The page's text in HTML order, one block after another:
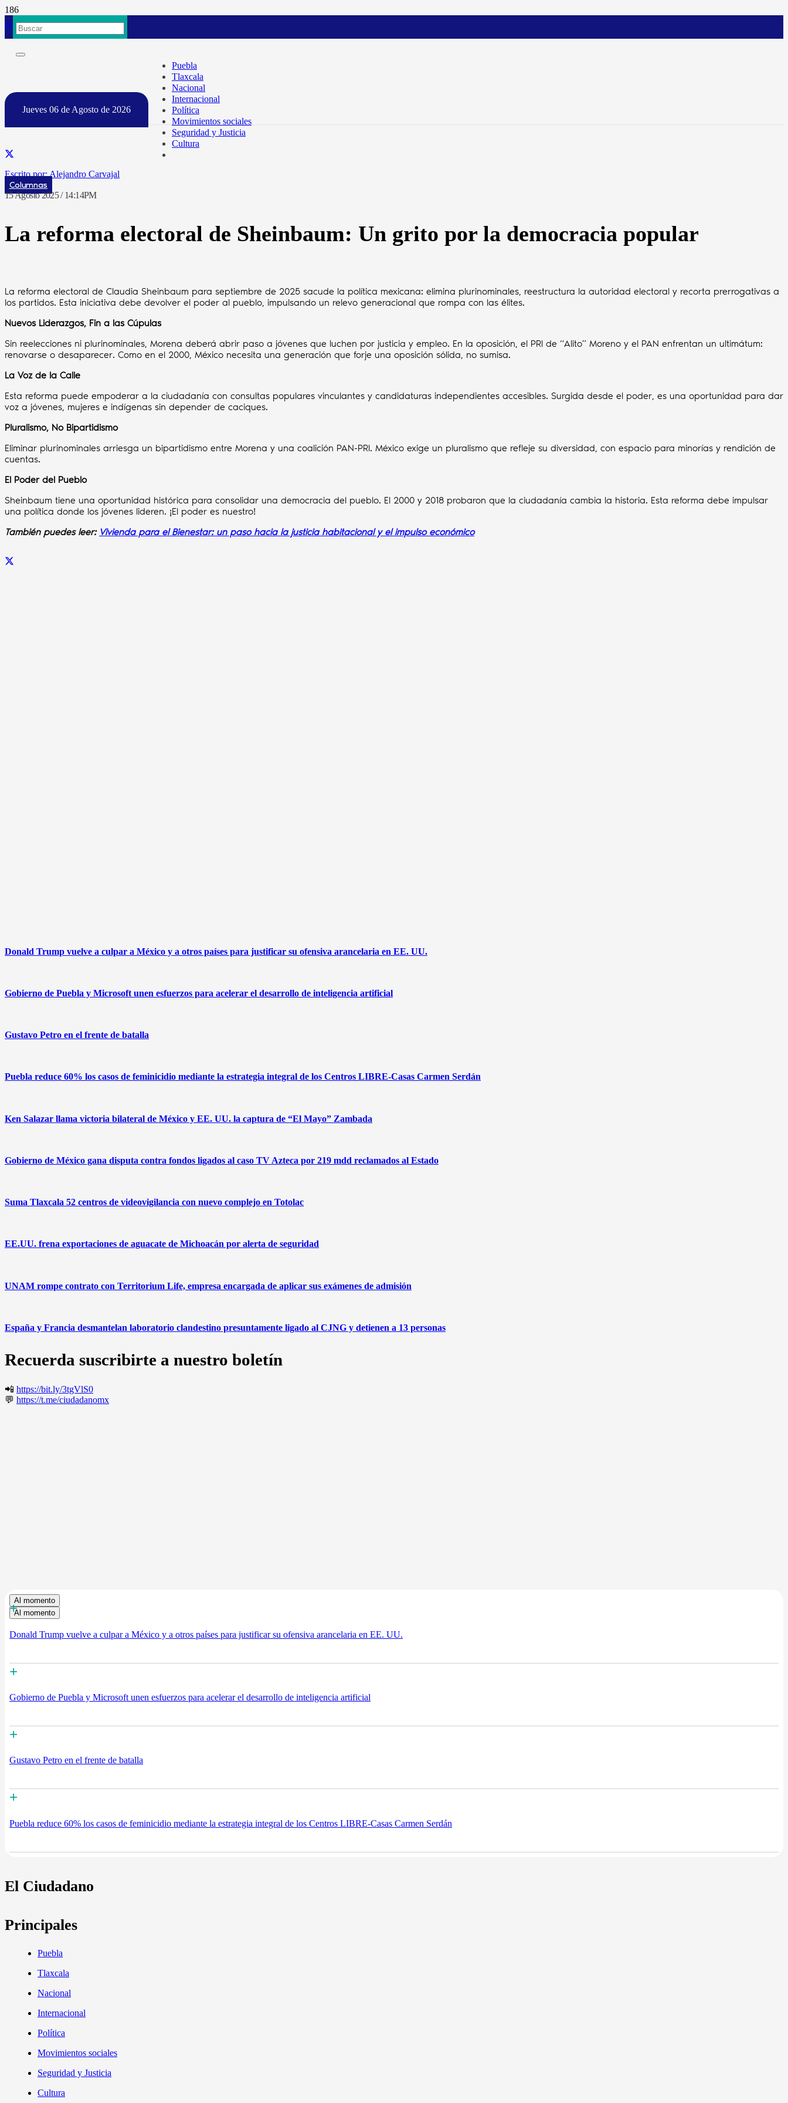
Jueves 06 de Agosto de 2026
Puebla
Tlaxcala
Nacional
Internacional
Política
Movimientos sociales
Seguridad y Justicia
Cultura
Alejandro Carvajal
Columnas
15 Agosto 2025 / 14:14PM
La reforma electoral de Sheinbaum: Un grito por la democracia popular
La reforma electoral de Claudia Sheinbaum para septiembre de 2025 sacude la política mexicana: elimina plurinominales, reestructura la autoridad electoral y recorta prerrogativas a
los partidos. Esta iniciativa debe devolver el poder al pueblo, impulsando un relevo generacional que rompa con las élites.
Nuevos Liderazgos, Fin a las Cúpulas
Sin reelecciones ni plurinominales, Morena deberá abrir paso a jóvenes que luchen por justicia y empleo. En la oposición, el PRI de “Alito” Moreno y el PAN enfrentan un ultimátum:
renovarse o desaparecer. Como en el 2000, México necesita una generación que forje una oposición sólida, no sumisa.
La Voz de la Calle
Esta reforma puede empoderar a la ciudadanía con consultas populares vinculantes y candidaturas independientes accesibles. Surgida desde el poder, es una oportunidad para dar
voz a jóvenes, mujeres e indígenas sin depender de caciques.
Pluralismo, No Bipartidismo
Eliminar plurinominales arriesga un bipartidismo entre Morena y una coalición PAN-PRI. México exige un pluralismo que refleje su diversidad, con espacio para minorías y rendición de
cuentas.
El Poder del Pueblo
Sheinbaum tiene una oportunidad histórica para consolidar una democracia del pueblo. El 2000 y 2018 probaron que la ciudadanía cambia la historia. Esta reforma debe impulsar
una política donde los jóvenes lideren. ¡El poder es nuestro!
También puedes leer: Vivienda para el Bienestar: un paso hacia la justicia habitacional y el impulso económico
Donald Trump vuelve a culpar a México y a otros países para justificar su ofensiva arancelaria en EE. UU.
Gobierno de Puebla y Microsoft unen esfuerzos para acelerar el desarrollo de inteligencia artificial
Gustavo Petro en el frente de batalla
Puebla reduce 60% los casos de feminicidio mediante la estrategia integral de los Centros LIBRE-Casas Carmen Serdán
Ken Salazar llama victoria bilateral de México y EE. UU. la captura de “El Mayo” Zambada
Gobierno de México gana disputa contra fondos ligados al caso TV Azteca por 219 mdd reclamados al Estado
Suma Tlaxcala 52 centros de videovigilancia con nuevo complejo en Totolac
EE.UU. frena exportaciones de aguacate de Michoacán por alerta de seguridad
UNAM rompe contrato con Territorium Life, empresa encargada de aplicar sus exámenes de admisión
España y Francia desmantelan laboratorio clandestino presuntamente ligado al CJNG y detienen a 13 personas
Recuerda suscribirte a nuestro boletín
📲 https://bit.ly/3tgVlS0
💬 https://t.me/ciudadanomx
Al momento
Al momento
+
Donald Trump vuelve a culpar a México y a otros países para justificar su ofensiva arancelaria en EE. UU.
+
Gobierno de Puebla y Microsoft unen esfuerzos para acelerar el desarrollo de inteligencia artificial
+
Gustavo Petro en el frente de batalla
+
Puebla reduce 60% los casos de feminicidio mediante la estrategia integral de los Centros LIBRE-Casas Carmen Serdán
El Ciudadano
Principales
Puebla
Tlaxcala
Nacional
Internacional
Política
Movimientos sociales
Seguridad y Justicia
Cultura